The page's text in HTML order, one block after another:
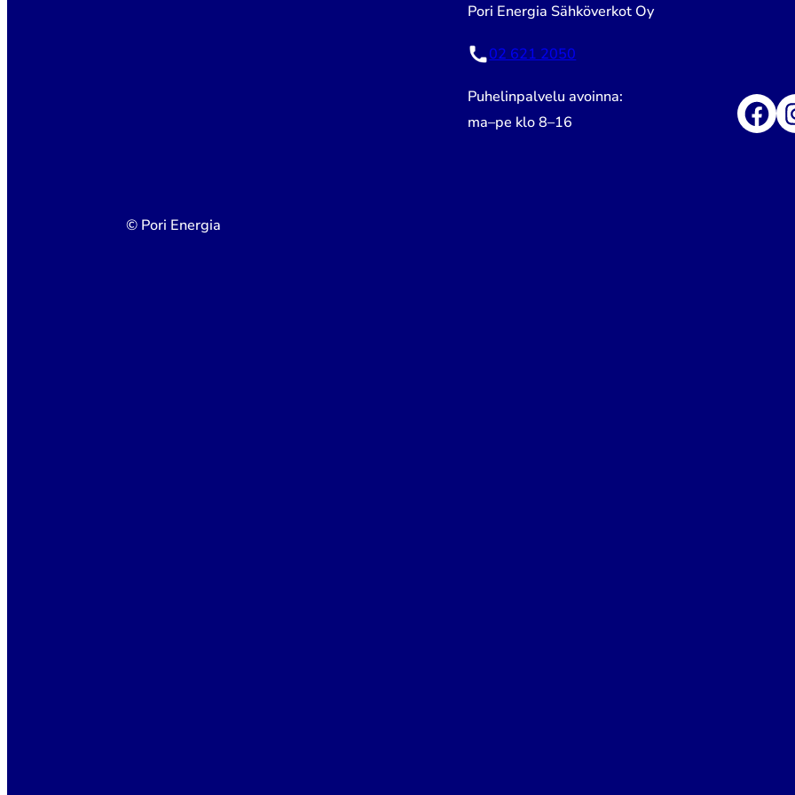
Pori Energia Sähköverkot Oy
02 621 2050
Puhelinpalvelu avoinna:
ma–pe klo 8–16
Facebook
© Pori Energia